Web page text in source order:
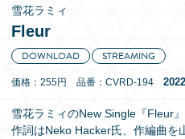
雪花ラミィ
Fleur
DOWNLOAD STREAMING
価格：255円 品番：CVRD-194
雪花ラミィのNew Single『Fleur』
作詞はNeko Hacker氏、作編曲を